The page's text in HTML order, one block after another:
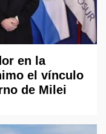
en la
el vínculo
de Milei